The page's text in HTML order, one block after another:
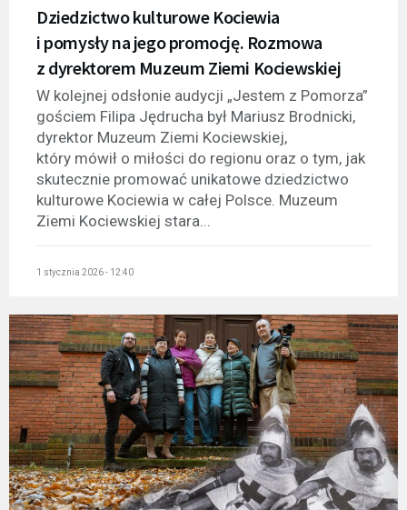
Dziedzictwo kulturowe Kociewia
i pomysły na jego promocję. Rozmowa
z dyrektorem Muzeum Ziemi Kociewskiej
W kolejnej odsłonie audycji „Jestem z Pomorza”
gościem Filipa Jędrucha był Mariusz Brodnicki,
dyrektor Muzeum Ziemi Kociewskiej,
który mówił o miłości do regionu oraz o tym, jak
skutecznie promować unikatowe dziedzictwo
kulturowe Kociewia w całej Polsce. Muzeum
Ziemi Kociewskiej stara...
1 stycznia 2026 - 12:40